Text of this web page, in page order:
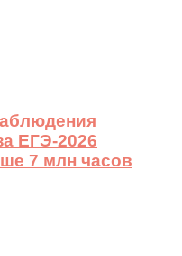
ЕГЭ-2026
7 млн часов